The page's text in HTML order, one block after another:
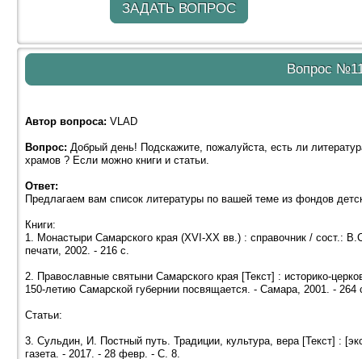
ЗАДАТЬ ВОПРОС
Вопрос
Автор вопроса: VLAD
Вопрос: Добрый день! Подскажите, пожалуйста, есть ли
храмов ? Если можно книги и статьи.
Ответ:
Предлагаем вам список литературы по вашей теме из фондов
Книги:
1. Монастыри Самарского края (XVI-XX вв.) : справочник / сост.:
печати, 2002. - 216 c.
2. Православные святыни Самарского края [Текст] : историко-
150-летию Самарской губернии посвящается. - Самара, 2001. - 264
Статьи:
3. Сульдин, И. Постный путь. Традиции, культура, вера [Текст] :
газета. - 2017. - 28 февр. - С. 8.